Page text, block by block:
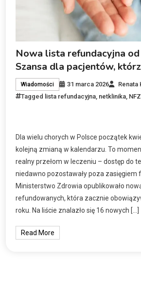
Nowa lista refundacyjna
Szansa dla pacjentów,
Wiadomości 31 marca 2026
Renata
Tagged lista refundacyjna netklinika NFZ
Dla wielu chorych w Polsce początek
kolejną zmianą w kalendarzu. To
realny przełom w leczeniu – dostęp do
niedawno pozostawały poza zasięgiem
Ministerstwo Zdrowia opublikowało
refundowanych, która zacznie
roku. Na liście znalazło się 16 nowych […]
Read More